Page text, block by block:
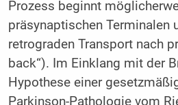
Prozess beginnt
präsynaptischen Terminalen
retrograden Transport nach
back“). Im Einklang mit der
Hypothese einer
Parkinson-Pathologie vom